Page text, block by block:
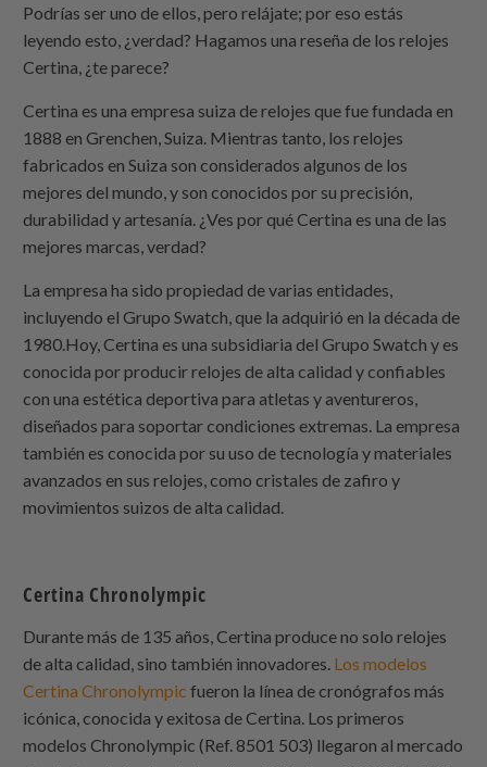
Podrías ser uno de ellos, pero relájate; por eso estás
leyendo esto, ¿verdad? Hagamos una reseña de los relojes
Certina, ¿te parece?
Certina es una empresa suiza de relojes que fue fundada en
1888 en Grenchen, Suiza. Mientras tanto, los relojes
fabricados en Suiza son considerados algunos de los
mejores del mundo, y son conocidos por su precisión,
durabilidad y artesanía. ¿Ves por qué Certina es una de las
mejores marcas, verdad?
La empresa ha sido propiedad de varias entidades,
incluyendo el Grupo Swatch, que la adquirió en la década de
1980.Hoy, Certina es una subsidiaria del Grupo Swatch y es
conocida por producir relojes de alta calidad y confiables
con una estética deportiva para atletas y aventureros,
diseñados para soportar condiciones extremas. La empresa
también es conocida por su uso de tecnología y materiales
avanzados en sus relojes, como cristales de zafiro y
movimientos suizos de alta calidad.
Certina Chronolympic
Durante más de 135 años, Certina produce no solo relojes
de alta calidad, sino también innovadores. Los modelos
Certina Chronolympic fueron la línea de cronógrafos más
icónica, conocida y exitosa de Certina. Los primeros
modelos Chronolympic (Ref. 8501 503) llegaron al mercado